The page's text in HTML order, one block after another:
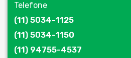
Telefone
(11) 5034-1125
(11) 5034-1150
(11) 94755-4537